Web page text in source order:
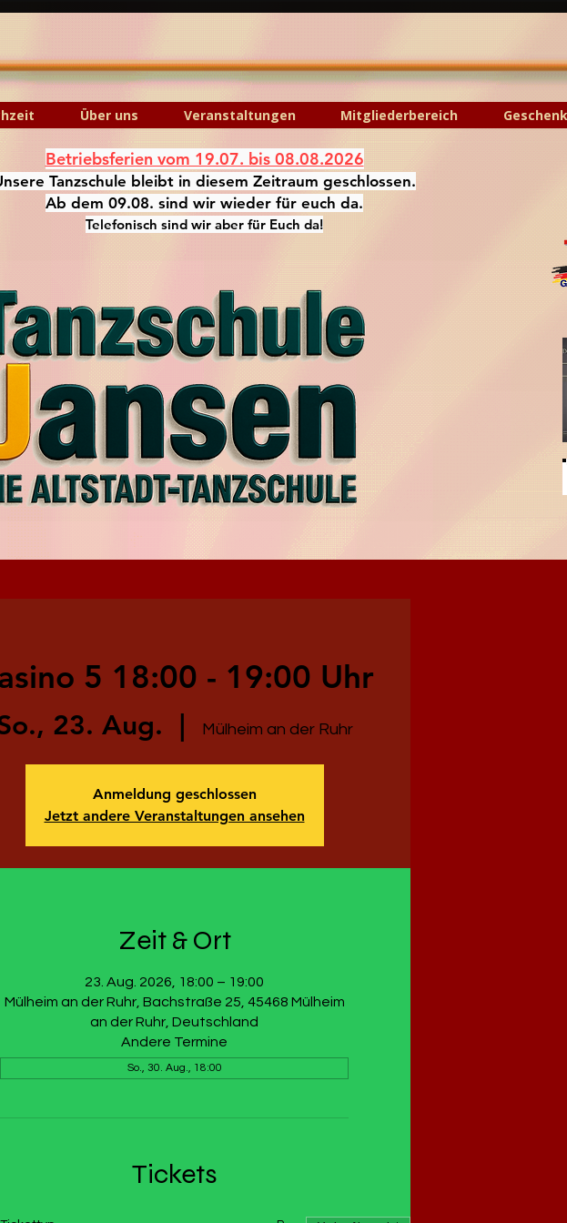
Über uns Veranstaltungen Mitgliederbereich
Betriebsferien vom 19.07. bis 08.08.2026
Tanzschule bleibt in diesem Zeitraum geschlossen.
Ab dem 09.08. sind wir wieder für euch da.
Telefonisch sind wir aber für Euch da!
5 18:00 - 19:00 Uhr
23. Aug. Mülheim an der Ruhr
Anmeldung geschlossen
Jetzt andere Veranstaltungen ansehen
Zeit & Ort
23. Aug. 2026, 18:00 – 19:00
Mülheim an der Ruhr, Bachstraße 25, 45468 Mülheim
an der Ruhr, Deutschland
Andere Termine
So., 30. Aug., 18:00
Tickets